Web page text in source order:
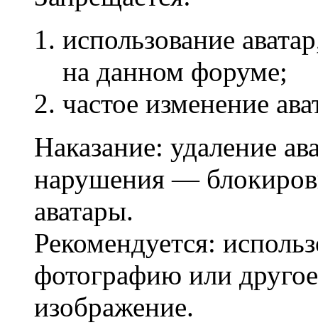
использование
на данном форуме;
частое изменение
Наказание: удаление
нарушения —
аватары.
Рекомендуется:
фотографию или
изображение.